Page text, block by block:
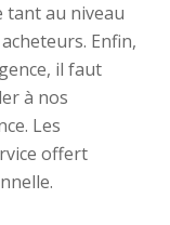
tant au niveau
Enfin,
il faut
à nos
Les
offert